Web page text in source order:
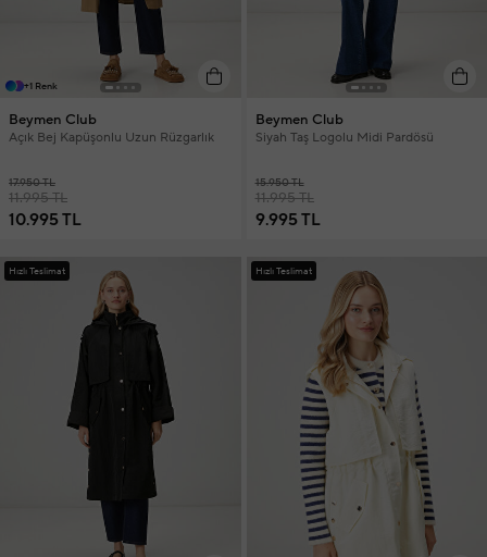
+1 Renk
Beymen Club
Açık Bej Kapüşonlu Uzun Rüzgarlık
17.950 TL
11.995 TL
10.995 TL
Beymen Club
Siyah Taş Logolu Midi Pardösü
15.950 TL
11.995 TL
9.995 TL
Hızlı Teslimat Hızlı Teslimat